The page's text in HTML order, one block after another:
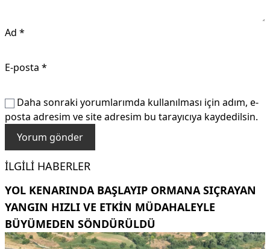
Ad *
E-posta *
Daha sonraki yorumlarımda kullanılması için adım, e-
posta adresim ve site adresim bu tarayıcıya kaydedilsin.
İLGILI HABERLER
YOL KENARINDA BAŞLAYIP ORMANA SIÇRAYAN
YANGIN HIZLI VE ETKIN MÜDAHALEYLE
BÜYÜMEDEN SÖNDÜRÜLDÜ